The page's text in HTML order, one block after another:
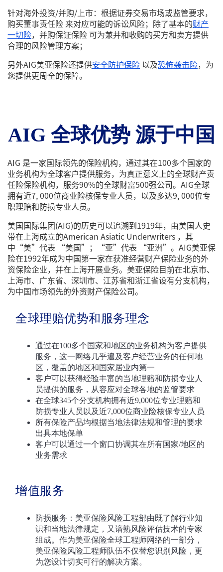
针对海外投资/并购/上市：根据证券交易市场或监管要求，
购买董事责任险 来对应可能的诉讼风险；除了基本的财产
一切险，并购保证保险 可为兼并和收购的买方和卖方提供
合理的风险管理方案；
另外AIG美亚保险还提供安全防护保险 以及恐怖袭击险，为
您提供更周全的保障。
AIG 全球优势 源于中国
AIG 是一家国际领先的保险机构，通过其在100多个国家的
业务机构为全球客户提供服务，为真正意义上的全球财产责
任险保险机构，服务90%的全球财富500强公司。AIG全球
拥有近7, 000位商业险核保专业人员，以及多达9, 000位专
职理赔和防损专业人员。
美国国际集团(AIG)的历史可以追溯到1919年，由美国人史
带在上海成立的American Asiatic Underwriters ，其
中“美”代表 “美国”；“亚”代表 “亚洲”。AIG美亚保
险在1992年成为中国第一家在获准经营财产保险业务的外
资保险企业，并在上海开展业务。美亚保险目前在北京市、
上海市、广东省、深圳市、江苏省和浙江省设有分支机构，
为中国市场领先的外资财产保险公司。
全球理赔优势和服务理念
通过在100多个国家和地区的业务机构为客户提供
服务，这一网络几乎遍及客户经营业务的任何地
区，覆盖的地区和国家居业内第一
客户可以获得经验丰富的当地理赔和防损专业人
员提供的服务，从容应对全球各地的监管要求
在全球345个分支机构拥有近9,000位专业理赔和
防损专业人员以及近7,000位商业险核保专业人员
所有保险产品均根据当地法律法规和管理的要求
出具本地保单
客户可以通过一个窗口协调其在所有国家/地区的
业务需求
增值服务
防损服务：美亚保险风险工程部由既了解行业知
识和当地法律规定，又谙熟风险评估技术的专家
组成。作为美亚保险全球工程师网络的一部分，
美亚保险风险工程师队伍不仅替您识别风险，更
为您设计切实可行的解决方案。